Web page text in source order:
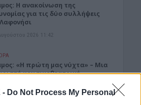
- Do Not Process My Personal
Η ανακοίνωση της
για τις δύο συλλήψεις
2026 11:42
«Η πρώτη μας νύχτα» – Μια
μουσικοθεατρική
2026 08:30